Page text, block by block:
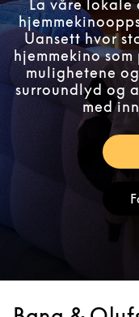
La våre lokale
Uansett hvor
hjemmekino
mulighetene
surroundlyd og
med